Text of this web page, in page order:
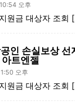
오후
원금 대상자 조회
인 손실보상 선
트엔젤
오후
원금 대상자 조회